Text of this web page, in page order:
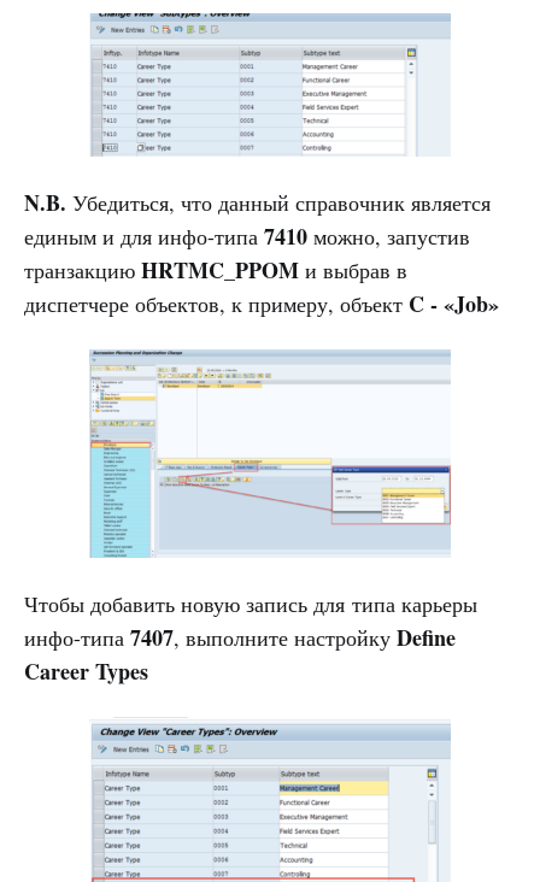
N.B. Убедиться, что данный справочник является
единым и для инфо-типа 7410 можно, запустив
транзакцию HRTMC_PPOM и выбрав в
диспетчере объектов, к примеру, объект C - «Job»
Чтобы добавить новую запись для типа карьеры
инфо-типа 7407, выполните настройку Define
Career Types